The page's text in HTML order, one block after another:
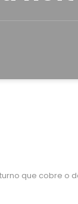
que cobre o